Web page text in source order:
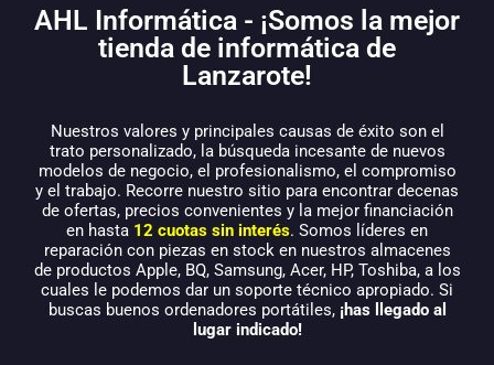
AHL Informática - ¡Somos la mejor
tienda de informática de
Lanzarote!
Nuestros valores y principales causas de éxito son el
trato personalizado, la búsqueda incesante de nuevos
modelos de negocio, el profesionalismo, el compromiso
y el trabajo. Recorre nuestro sitio para encontrar decenas
de ofertas, precios convenientes y la mejor financiación
en hasta 12 cuotas sin interés. Somos líderes en
reparación con piezas en stock en nuestros almacenes
de productos Apple, BQ, Samsung, Acer, HP, Toshiba, a los
cuales le podemos dar un soporte técnico apropiado. Si
buscas buenos ordenadores portátiles, ¡has llegado al
lugar indicado!